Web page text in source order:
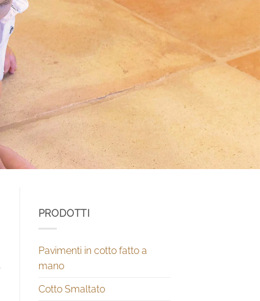
PRODOTTI
Pavimenti in cotto fatto a
mano
Cotto Smaltato